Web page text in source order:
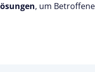
, um